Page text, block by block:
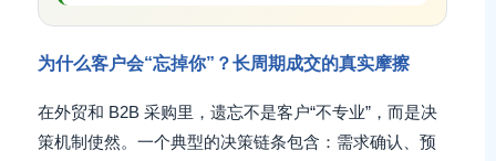
为什么客户会“忘掉你”？长周期成交的真实摩擦
在外贸和 B2B 采购里，遗忘不是客户“不专业”，而是决
策机制使然。一个典型的决策链条包含：需求确认、预